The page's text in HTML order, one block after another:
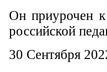
Он приурочен
российской
30 Сентября